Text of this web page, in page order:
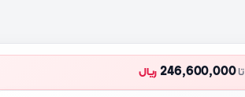
تا246,600,000 ریال